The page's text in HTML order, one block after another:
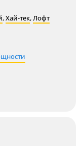
,Хай-тек,Лофт